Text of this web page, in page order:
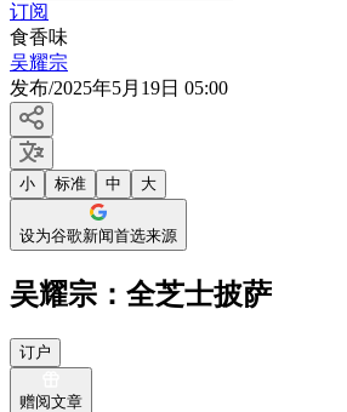
订阅
食香味
吴耀宗
发布/2025年5月19日 05:00
小 标准 中 大
设为谷歌新闻首选来源
吴耀宗：全芝士披萨
订户
赠阅文章